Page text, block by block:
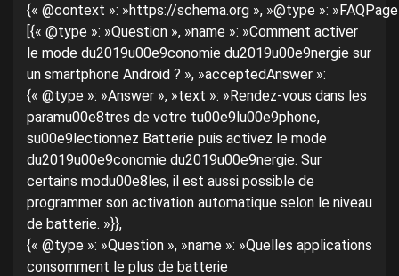
{« @context »: »https://schema.org », »@type »:
[{« @type »: »Question », »name »: »Comment activer
le mode du2019u00e9conomie du2019u00e9nergie sur
un smartphone Android ? », »acceptedAnswer »:
{« @type »: »Answer », »text »: »Rendez-vous dans les
paramu00e8tres de votre tu00e9lu00e9phone,
su00e9lectionnez Batterie puis activez le mode
du2019u00e9conomie du2019u00e9nergie. Sur
certains modu00e8les, il est aussi possible de
programmer son activation automatique selon le niveau
de batterie. »}},
{« @type »: »Question », »name »: »Quelles applications
consomment le plus de batterie